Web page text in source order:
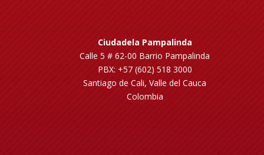
Ciudadela Pampalinda
Calle 5 # 62-00 Barrio Pampalinda
PBX: +57 (602) 518 3000
Santiago de Cali, Valle del Cauca
Colombia